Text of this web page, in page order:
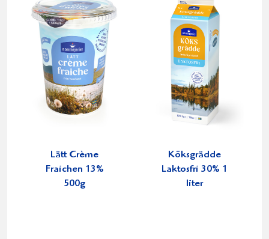
Lätt Crème
Fraichen 13%
500g
Köksgrädde
Laktosfri 30% 1
liter